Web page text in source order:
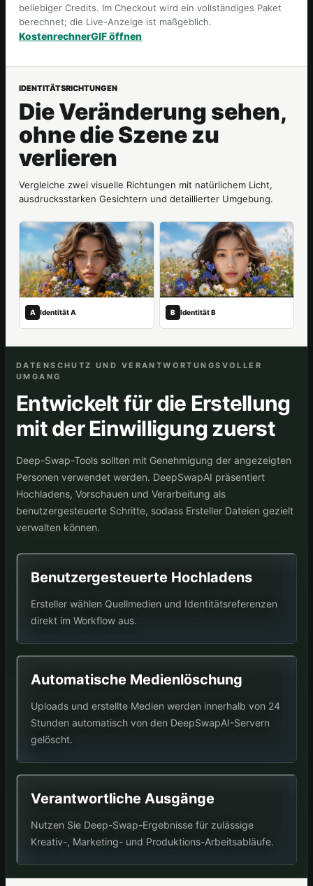
beliebiger Credits. Im Checkout wird ein vollständiges Paket
berechnet; die Live-Anzeige ist maßgeblich.
KostenrechnerGIF öffnen
IDENTITÄTSRICHTUNGEN
Die Veränderung sehen,
ohne die Szene zu
verlieren
Vergleiche zwei visuelle Richtungen mit natürlichem Licht,
ausdrucksstarken Gesichtern und detaillierter Umgebung.
A Identität A B Identität B
DATENSCHUTZ UND VERANTWORTUNGSVOLLER
UMGANG
Entwickelt für die Erstellung
mit der Einwilligung zuerst
Deep-Swap-Tools sollten mit Genehmigung der angezeigten
Personen verwendet werden. DeepSwapAI präsentiert
Hochladens, Vorschauen und Verarbeitung als
benutzergesteuerte Schritte, sodass Ersteller Dateien gezielt
verwalten können.
Benutzergesteuerte Hochladens
Ersteller wählen Quellmedien und Identitätsreferenzen
direkt im Workflow aus.
Automatische Medienlöschung
Uploads und erstellte Medien werden innerhalb von 24
Stunden automatisch von den DeepSwapAI-Servern
gelöscht.
Verantwortliche Ausgänge
Nutzen Sie Deep-Swap-Ergebnisse für zulässige
Kreativ-, Marketing- und Produktions-Arbeitsabläufe.